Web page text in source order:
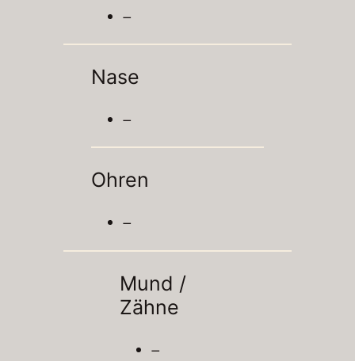
–
Nase
–
Ohren
–
Mund /
Zähne
–